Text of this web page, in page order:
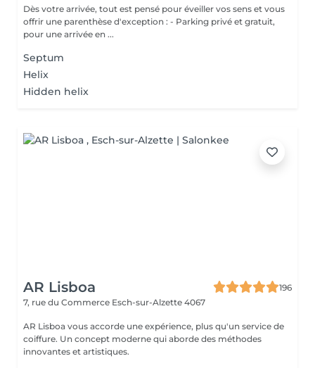
Dès votre arrivée, tout est pensé pour éveiller vos sens et vous
offrir une parenthèse d'exception : - Parking privé et gratuit,
pour une arrivée en ...
Septum
Helix
Hidden helix
AR Lisboa
196
7, rue du Commerce Esch-sur-Alzette 4067
AR Lisboa vous accorde une expérience, plus qu'un service de
coiffure. Un concept moderne qui aborde des méthodes
innovantes et artistiques.